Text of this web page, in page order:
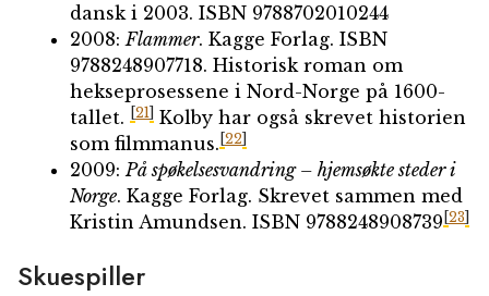
dansk i 2003. ISBN 9788702010244
2008:Flammer. Kagge Forlag. ISBN
9788248907718. Historisk roman om
hekseprosessene i Nord-Norge på 1600-
tallet.
21 Kolby har også skrevet historien
som filmmanus. 22
2009:På spøkelsesvandring – hjemsøkte steder i
Norge. Kagge Forlag. Skrevet sammen med
Kristin Amundsen. ISBN 9788248908739 23
Skuespiller